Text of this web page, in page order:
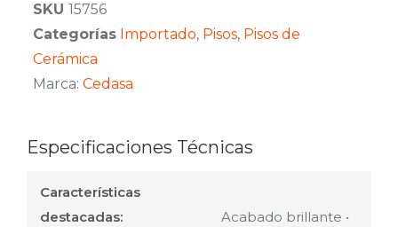
SKU 15756
Categorías Importado, Pisos, Pisos de
Cerámica
Marca: Cedasa
Especificaciones Técnicas
Características
destacadas:
Acabado brillante •